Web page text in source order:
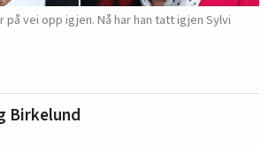
på vei opp igjen. Nå har han tatt igjen Sylvi
Birkelund